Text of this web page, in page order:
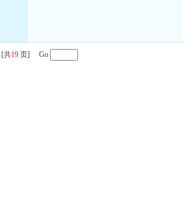
[共19 页] Go